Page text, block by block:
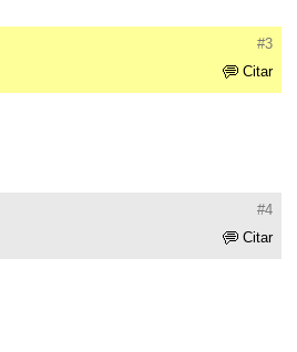
#3
Citar
#4
Citar